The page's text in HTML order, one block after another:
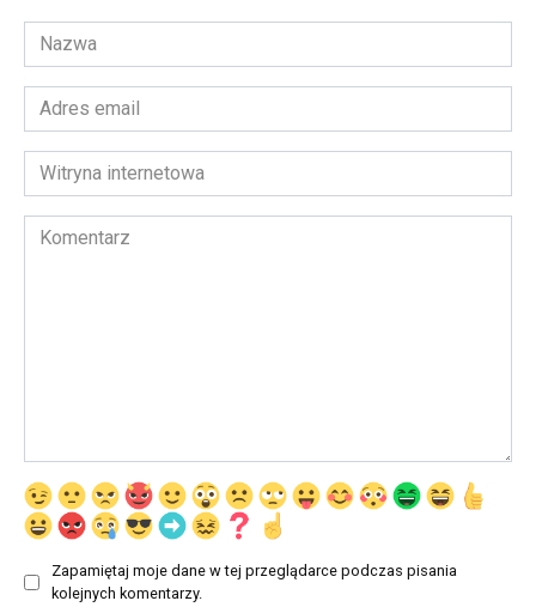
Nazwa
*
Adres
email
*Witryna
internetowa
Komentarz
Zapamiętaj moje dane w tej przeglądarce podczas pisania
kolejnych komentarzy.